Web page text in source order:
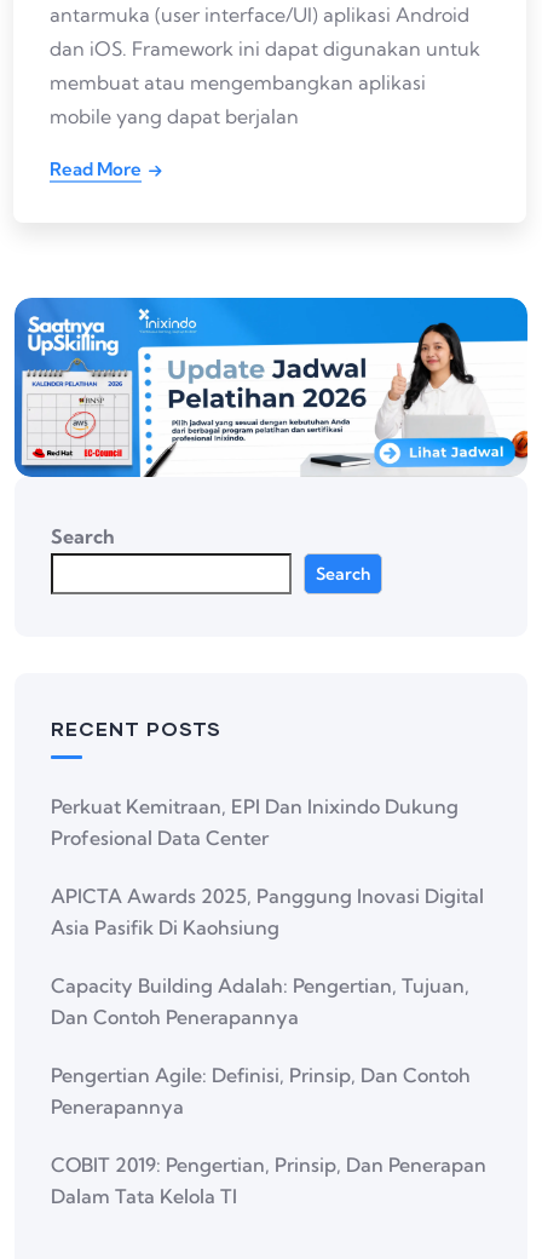
antarmuka (user interface/UI) aplikasi Android
dan iOS. Framework ini dapat digunakan untuk
membuat atau mengembangkan aplikasi
mobile yang dapat berjalan
Read More
Search
Search
RECENT POSTS
Perkuat Kemitraan, EPI Dan Inixindo Dukung
Profesional Data Center
APICTA Awards 2025, Panggung Inovasi Digital
Asia Pasifik Di Kaohsiung
Capacity Building Adalah: Pengertian, Tujuan,
Dan Contoh Penerapannya
Pengertian Agile: Definisi, Prinsip, Dan Contoh
Penerapannya
COBIT 2019: Pengertian, Prinsip, Dan Penerapan
Dalam Tata Kelola TI